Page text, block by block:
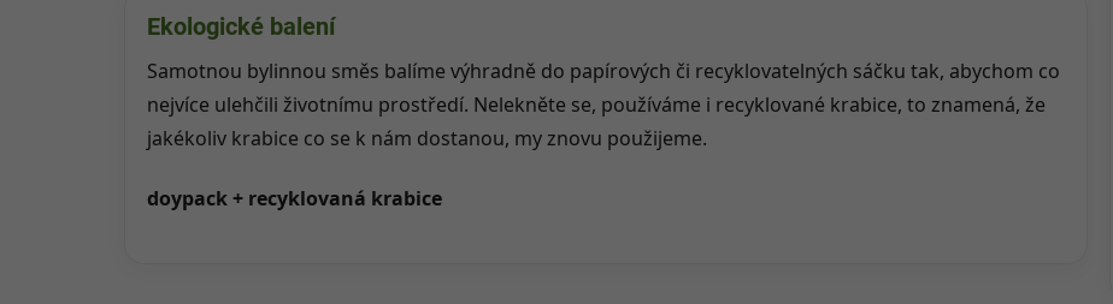
Ekologické balení
Samotnou bylinnou směs balíme výhradně do papírových či recyklovatelných sáčku tak, abychom co
nejvíce ulehčili životnímu prostředí. Nelekněte se, používáme i recyklované krabice, to znamená, že
jakékoliv krabice co se k nám dostanou, my znovu použijeme.
doypack + recyklovaná krabice